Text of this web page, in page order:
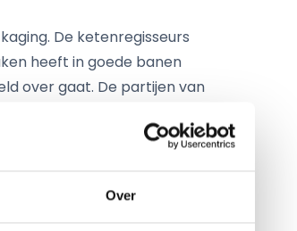
Over
De ketenregisseurs
heeft in goede banen
over gaat. De partijen van
dit project de it-processen
het onderhoud aan